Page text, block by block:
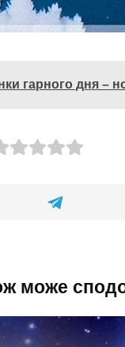
гарного дня –
може